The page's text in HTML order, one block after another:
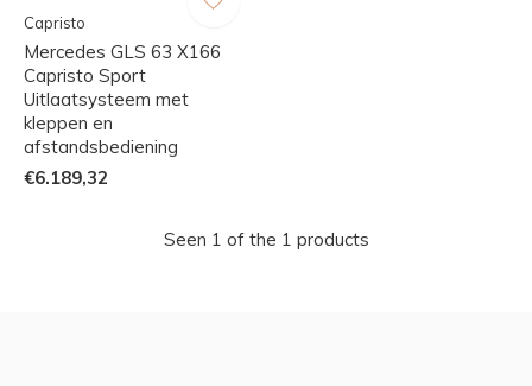
Capristo
Mercedes GLS 63 X166
Capristo Sport
Uitlaatsysteem met
kleppen en
afstandsbediening
€6.189,32
Seen 1 of the 1 products